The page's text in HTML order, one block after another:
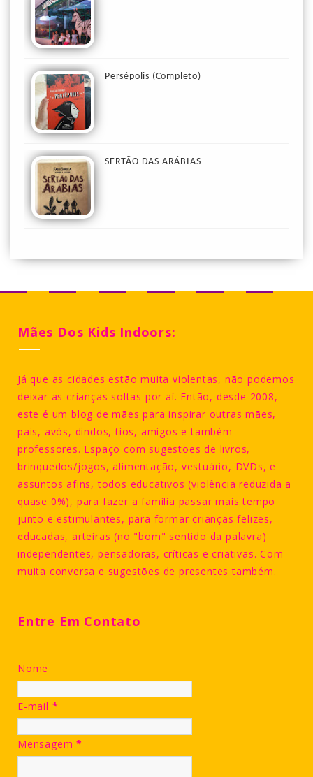
Persépolis (Completo)
SERTÃO DAS ARÁBIAS
Mães Dos Kids Indoors:
Já que as cidades estão muita violentas, não podemos
deixar as crianças soltas por aí. Então, desde 2008,
este é um blog de mães para inspirar outras mães,
pais, avós, dindos, tios, amigos e também
professores. Espaço com sugestões de livros,
brinquedos/jogos, alimentação, vestuário, DVDs, e
assuntos afins, todos educativos (violência reduzida a
quase 0%), para fazer a família passar mais tempo
junto e estimulantes, para formar crianças felizes,
educadas, arteiras (no "bom" sentido da palavra)
independentes, pensadoras, críticas e criativas. Com
muita conversa e sugestões de presentes também.
Entre Em Contato
Nome
E-mail *
Mensagem*